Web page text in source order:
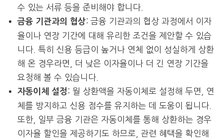
수 있는 서류 등을 준비해야 합니다.
금융 기관과의 협상: 금융 기관과의 협상 과정에서 이자
율이나 연장 기간에 대해 유리한 조건을 제안할 수 있습
니다. 특히 신용 등급이 높거나 연체 없이 성실하게 상환
해 온 경우라면, 더 낮은 이자율이나 더 긴 연장 기간을
요청해 볼 수 있습니다.
자동이체 설정 : 월 상환액을 자동이체로 설정해 두면, 연
체를 방지하고 신용 점수를 유지하는 데 도움이 됩니다.
또한, 일부 금융 기관은 자동이체를 통해 상환하는 경우
이자율 할인을 제공하기도 하므로, 관련 혜택을 확인해